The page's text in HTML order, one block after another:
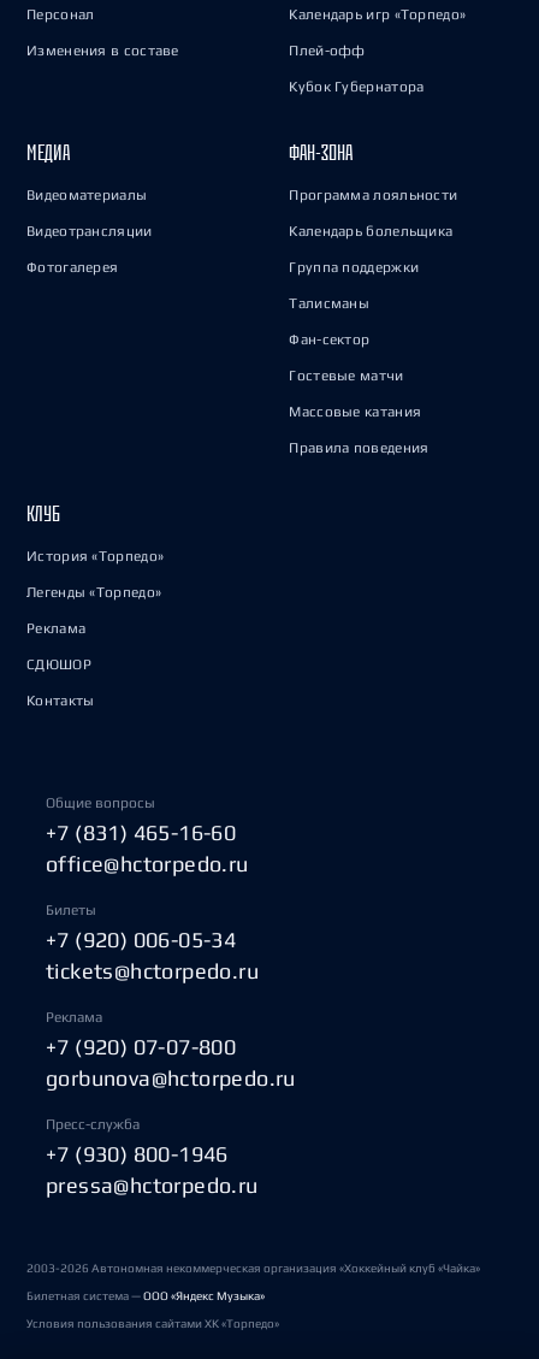
Персонал
Изменения в составе
Календарь игр «Торпедо»
Плей-офф
Кубок Губернатора
МЕДИА
Видеоматериалы
Видеотрансляции
Фотогалерея
ФАН-ЗОНА
Программа лояльности
Календарь болельщика
Группа поддержки
Талисманы
Фан-сектор
Гостевые матчи
Массовые катания
Правила поведения
КЛУБ
История «Торпедо»
Легенды «Торпедо»
Реклама
СДЮШОР
Контакты
Общие вопросы
+7 (831) 465-16-60
office@hctorpedo.ru
Билеты
+7 (920) 006-05-34
tickets@hctorpedo.ru
Реклама
+7 (920) 07-07-800
gorbunova@hctorpedo.ru
Пресс-служба
+7 (930) 800-1946
pressa@hctorpedo.ru
2003-2026 Автономная некоммерческая организация «Хоккейный клуб «Чайка»
Билетная система —ООО «Яндекс Музыка»
Условия пользования сайтами ХК «Торпедо»